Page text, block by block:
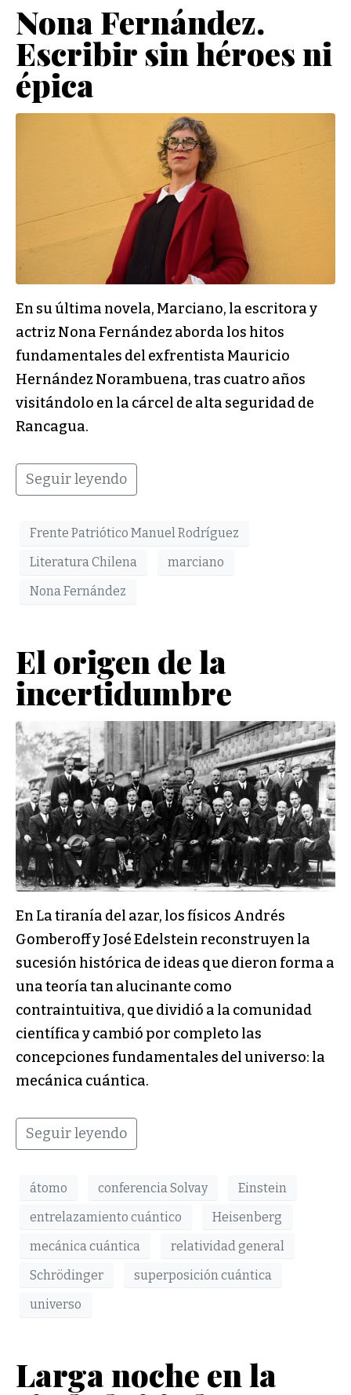
Nona Fernández.
Escribir sin héroes ni
épica
En su última novela, Marciano, la escritora y
actriz Nona Fernández aborda los hitos
fundamentales del exfrentista Mauricio
Hernández Norambuena, tras cuatro años
visitándolo en la cárcel de alta seguridad de
Rancagua.
Seguir leyendo
Frente Patriótico Manuel Rodríguez
Literatura Chilena
marciano
Nona Fernández
El origen de la
incertidumbre
En La tiranía del azar, los físicos Andrés
Gomberoff y José Edelstein reconstruyen la
sucesión histórica de ideas que dieron forma a
una teoría tan alucinante como
contraintuitiva, que dividió a la comunidad
científica y cambió por completo las
concepciones fundamentales del universo: la
mecánica cuántica.
Seguir leyendo
átomo conferencia Solvay
Einstein
entrelazamiento cuántico
Heisenberg
mecánica cuántica
relatividad general
Schrödinger
superposición cuántica
universo
Larga noche en la